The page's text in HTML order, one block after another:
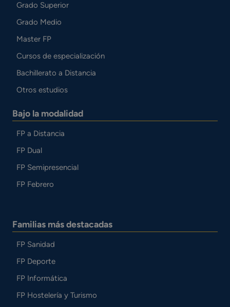
Grado Superior
Grado Medio
Master FP
Cursos de especialización
Bachillerato a Distancia
Otros estudios
Bajo la modalidad
FP a Distancia
FP Dual
FP Semipresencial
FP Febrero
Familias más destacadas
FP Sanidad
FP Deporte
FP Informática
FP Hostelería y Turismo